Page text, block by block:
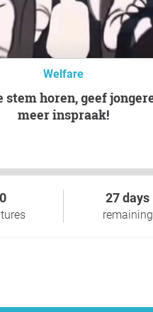
Welfare
meer inspraak!
27 days
remaining